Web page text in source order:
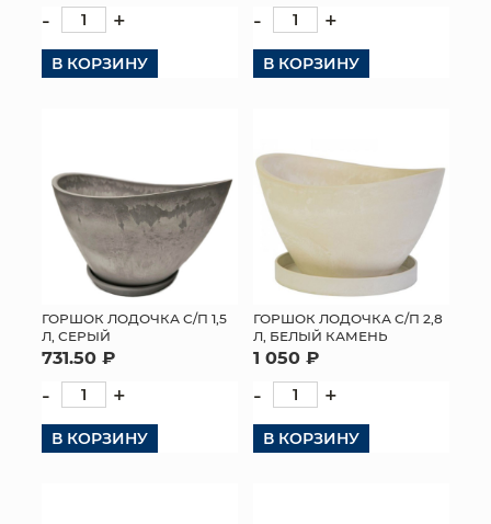
- +
В КОРЗИНУ
- +
В КОРЗИНУ
ГОРШОК ЛОДОЧКА С/П 1,5
Л, СЕРЫЙ
731.50 ₽
- +
В КОРЗИНУ
ГОРШОК ЛОДОЧКА С/П 2,8
Л, БЕЛЫЙ КАМЕНЬ
1 050 ₽
- +
В КОРЗИНУ